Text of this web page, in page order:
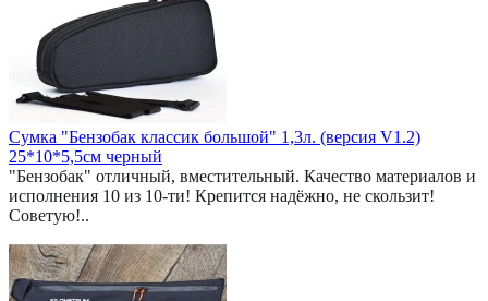
Сумка "Бензобак классик большой" 1,3л. (версия V1.2)
25*10*5,5см черный
"Бензобак" отличный, вместительный. Качество материалов и
исполнения 10 из 10-ти! Крепится надёжно, не скользит!
Советую!..